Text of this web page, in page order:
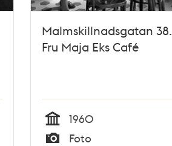
Malmskillnadsgatan 38.
Fru Maja Eks Café
Tid
1960
Foto